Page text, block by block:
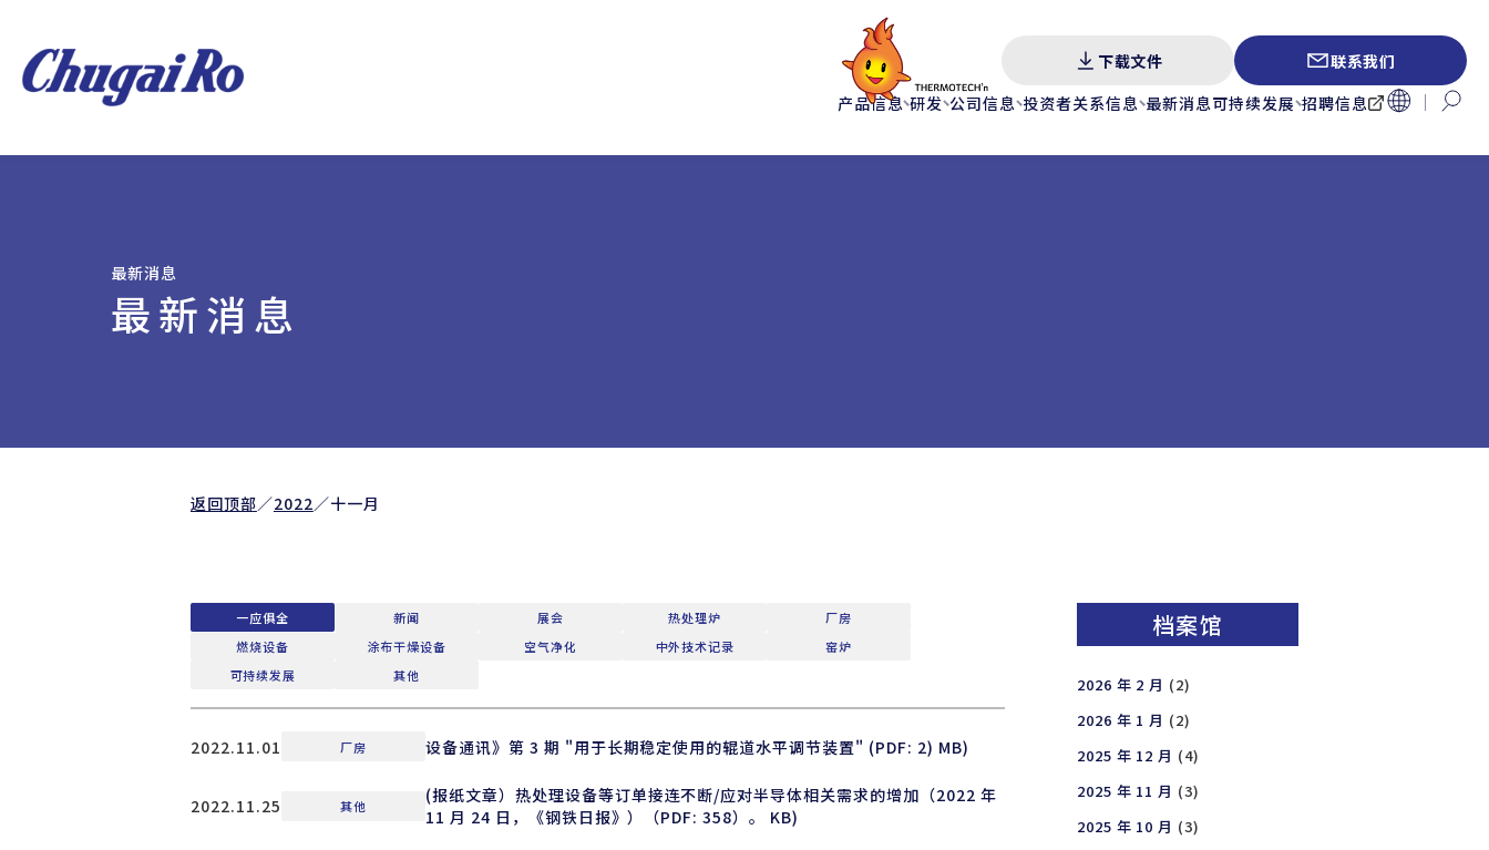
产品信息 研发 公司信息 投资者关系信息 最新消息可持续发展 招聘信息
下载文件 联系我们
最新消息
最新消息
返回顶部／2022／十一月
一应俱全 新闻 展会 热处理炉
厂房
燃烧设备
涂布干燥设备 空气净化 中外技术记录
窑炉
可持续发展
其他
2022.11.01 厂房 设备通讯》第 3 期 "用于长期稳定使用的辊道水平调节装置" (PDF: 2) MB)
2022.11.25 其他
(报纸文章）热处理设备等订单接连不断/应对半导体相关需求的增加（2022 年
11 月 24 日，《钢铁日报》）（PDF: 358）。 KB)
档案馆
2026 年 2 月 (2)
2026 年 1 月 (2)
2025 年 12 月 (4)
2025 年 11 月 (3)
2025 年 10 月 (3)